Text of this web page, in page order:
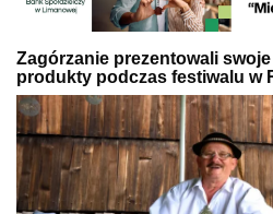
Zagórzanie prezentowali
produkty podczas festiwalu w